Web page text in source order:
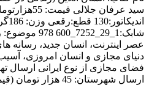
عصر اینترنت، انسان جدید، رسانه
دنیای مجازی و انسان امروزی،
فضای مجازی از نوع ایرانی ارسال